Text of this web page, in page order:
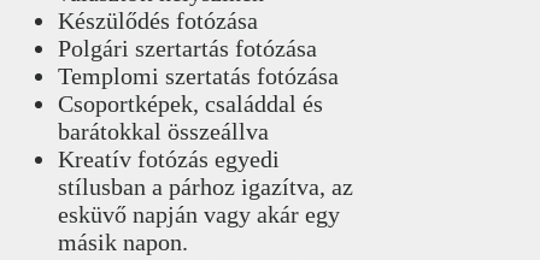
Készülődés fotózása
Polgári szertartás fotózása
Templomi szertatás fotózása
Csoportképek, családdal és
barátokkal összeállva
Kreatív fotózás egyedi
stílusban a párhoz igazítva, az
esküvő napján vagy akár egy
másik napon.